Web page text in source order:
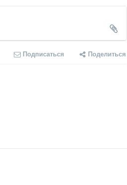
Подписаться Поделиться